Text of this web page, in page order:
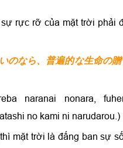
rực rỡ của mặt trời phải
のなら、普遍的な生命の
naranai nonara,
no kami ni narudarou.)
mặt trời là đấng ban sự